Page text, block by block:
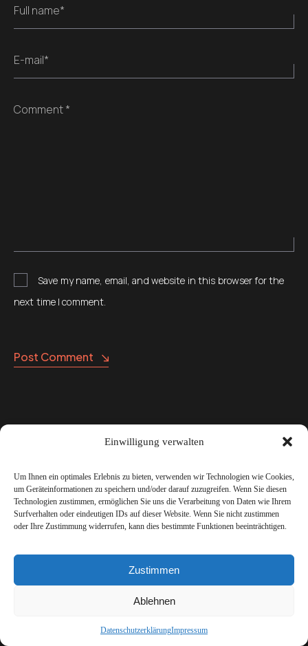
Einwilligung verwalten
Um Ihnen ein optimales Erlebnis zu bieten, verwenden wir Technologien wie Cookies,
um Geräteinformationen zu speichern und/oder darauf zuzugreifen. Wenn Sie diesen
Technologien zustimmen, ermöglichen Sie uns die Verarbeitung von Daten wie Ihrem
Surfverhalten oder eindeutigen IDs auf dieser Website. Wenn Sie nicht zustimmen
oder Ihre Zustimmung widerrufen, kann dies bestimmte Funktionen beeinträchtigen.
Zustimmen
Ablehnen
DatenschutzerklärungImpressum
Full name*
E-mail*
Comment *
Save my name, email, and website in this browser for the
next time I comment.
Post Comment